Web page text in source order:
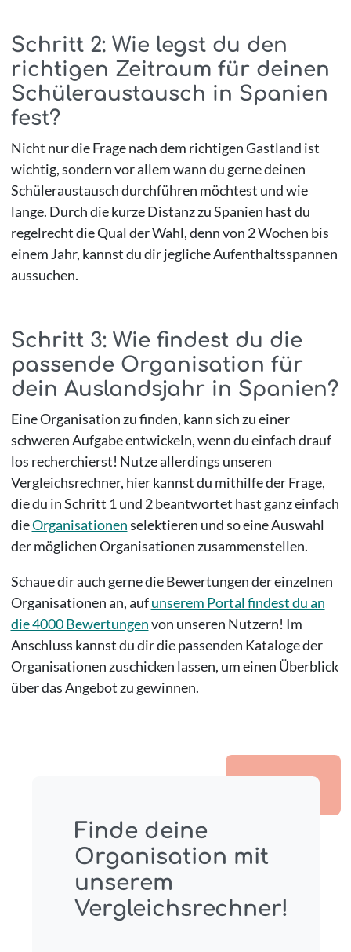
Schritt 2: Wie legst du den
richtigen Zeitraum für deinen
Schüleraustausch in Spanien
fest?
Nicht nur die Frage nach dem richtigen Gastland ist
wichtig, sondern vor allem wann du gerne deinen
Schüleraustausch durchführen möchtest und wie
lange. Durch die kurze Distanz zu Spanien hast du
regelrecht die Qual der Wahl, denn von 2 Wochen bis
einem Jahr, kannst du dir jegliche Aufenthaltsspannen
aussuchen.
Schritt 3: Wie findest du die
passende Organisation für
dein Auslandsjahr in Spanien?
Eine Organisation zu finden, kann sich zu einer
schweren Aufgabe entwickeln, wenn du einfach drauf
los recherchierst! Nutze allerdings unseren
Vergleichsrechner, hier kannst du mithilfe der Frage,
die du in Schritt 1 und 2 beantwortet hast ganz einfach
dieOrganisationenselektieren und so eine Auswahl
der möglichen Organisationen zusammenstellen.
Schaue dir auch gerne die Bewertungen der einzelnen
Organisationen an, aufunserem Portal findest du an
die 4000 Bewertungenvon unseren Nutzern! Im
Anschluss kannst du dir die passenden Kataloge der
Organisationen zuschicken lassen, um einen Überblick
über das Angebot zu gewinnen.
Finde deine
Organisation mit
unserem
Vergleichsrechner!